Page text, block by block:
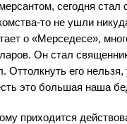
сегодня
то не ушли
о «Мерседесе»,
Он стал
Оттолкнуть его
это большая наша
приходится